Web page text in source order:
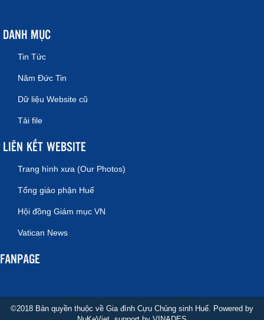
DANH MỤC
Tin Tức
Năm Đức Tin
Dữ liệu Website cũ
Tải file
LIÊN KẾT WEBSITE
Trang hình xưa (Our Photos)
Tổng giáo phận Huế
Hội đồng Giám mục VN
Vatican News
FANPAGE
©2018 Bản quyền thuộc về Gia đình Cựu Chủng sinh Huế. Powered by